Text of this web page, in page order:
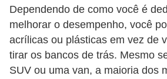
Dependendo de como você é
melhorar o desempenho, você
acrílicas ou plásticas em vez de
tirar os bancos de trás. Mesmo
SUV ou uma van, a maioria dos